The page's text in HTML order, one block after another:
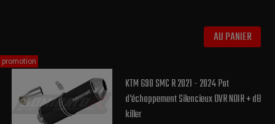
AU PANIER
KTM 690 SMC R 2021 - 2024 Pot
d'échappement Silencieux OVR NOIR + dB
killer
promotion